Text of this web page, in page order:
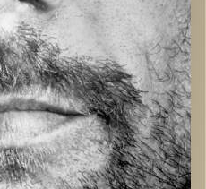
קרדיט תמונות: David Goehring